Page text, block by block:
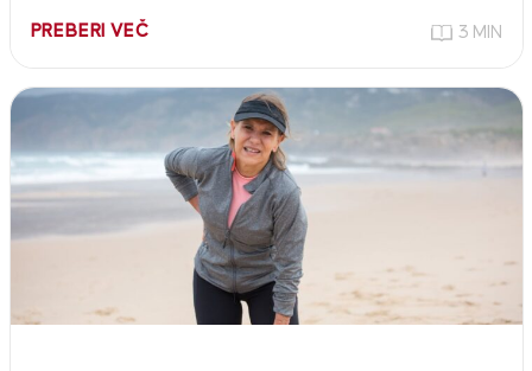
PREBERI VEČ 3 MIN